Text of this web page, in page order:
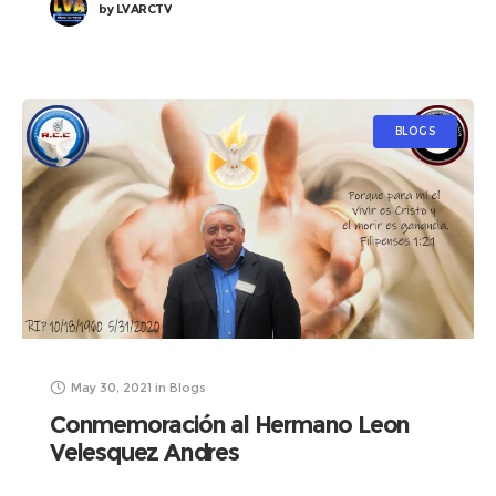
byLVARCTV
BLOGS
May 30, 2021 in Blogs
Conmemoración al Hermano Leon
Velesquez Andres